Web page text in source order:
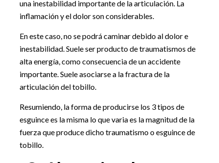
una inestabilidad importante de la articulación. La
inflamación y el dolor son considerables.
En este caso, no se podrá caminar debido al dolor e
inestabilidad. Suele ser producto de traumatismos de
alta energía, como consecuencia de un accidente
importante. Suele asociarse a la fractura de la
articulación del tobillo.
Resumiendo, la forma de producirse los 3 tipos de
esguince es la misma lo que varia es la magnitud de la
fuerza que produce dicho traumatismo o esguince de
tobillo.